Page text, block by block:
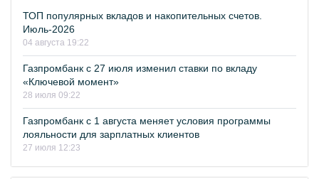
ТОП популярных вкладов и накопительных счетов.
Июль-2026
04 августа 19:22
Газпромбанк с 27 июля изменил ставки по вкладу
«Ключевой момент»
28 июля 09:22
Газпромбанк с 1 августа меняет условия программы
лояльности для зарплатных клиентов
27 июля 12:23